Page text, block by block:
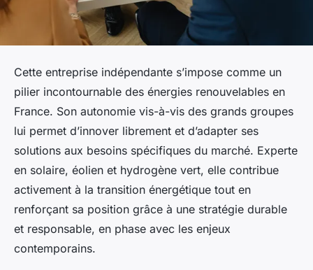
Cette entreprise indépendante s’impose comme un
pilier incontournable des énergies renouvelables en
France. Son autonomie vis-à-vis des grands groupes
lui permet d’innover librement et d’adapter ses
solutions aux besoins spécifiques du marché. Experte
en solaire, éolien et hydrogène vert, elle contribue
activement à la transition énergétique tout en
renforçant sa position grâce à une stratégie durable
et responsable, en phase avec les enjeux
contemporains.